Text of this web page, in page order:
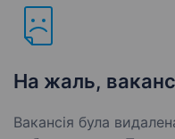
На жаль,
Вакансія була